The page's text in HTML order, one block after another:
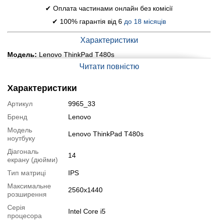
✔ Оплата частинами онлайн без комісії
✔ 100% гарантія від 6 до 18 місяців
Характеристики
Модель: Lenovo ThinkPad T480s
Дисплей (діагональ, роздільна здатність, тип матриці):
Процесор:
MB Smart Cache
Оперативна пам'ять:24 GB DDR4
Постійна пам'ять: 480 GB SSD
ОЗП)
Веб-камера:
Порти:2х USB 3.1, 1х USB Type-C, 1х Thunderbolt, 1x Card
Reader, 1x HDMI, 1x Ethernet, 1x Audio, 1x SIM-Card
Батарея:
не менше 2-2.5 годин у режимі звичайного
Читати повністю
Характеристики
Артикул
9965_33
Бренд
Lenovo
Модель
ноутбуку
Lenovo ThinkPad T480s
Діагональ
екрану (дюйми)
14
Тип матриці
IPS
Максимальне
розширення
2560x1440
Серія
процесора
Intel Core i5